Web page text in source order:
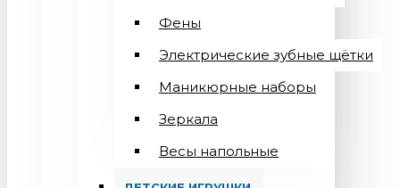
Фены
Электрические зубные щётки
Маникюрные наборы
Зеркала
Весы напольные